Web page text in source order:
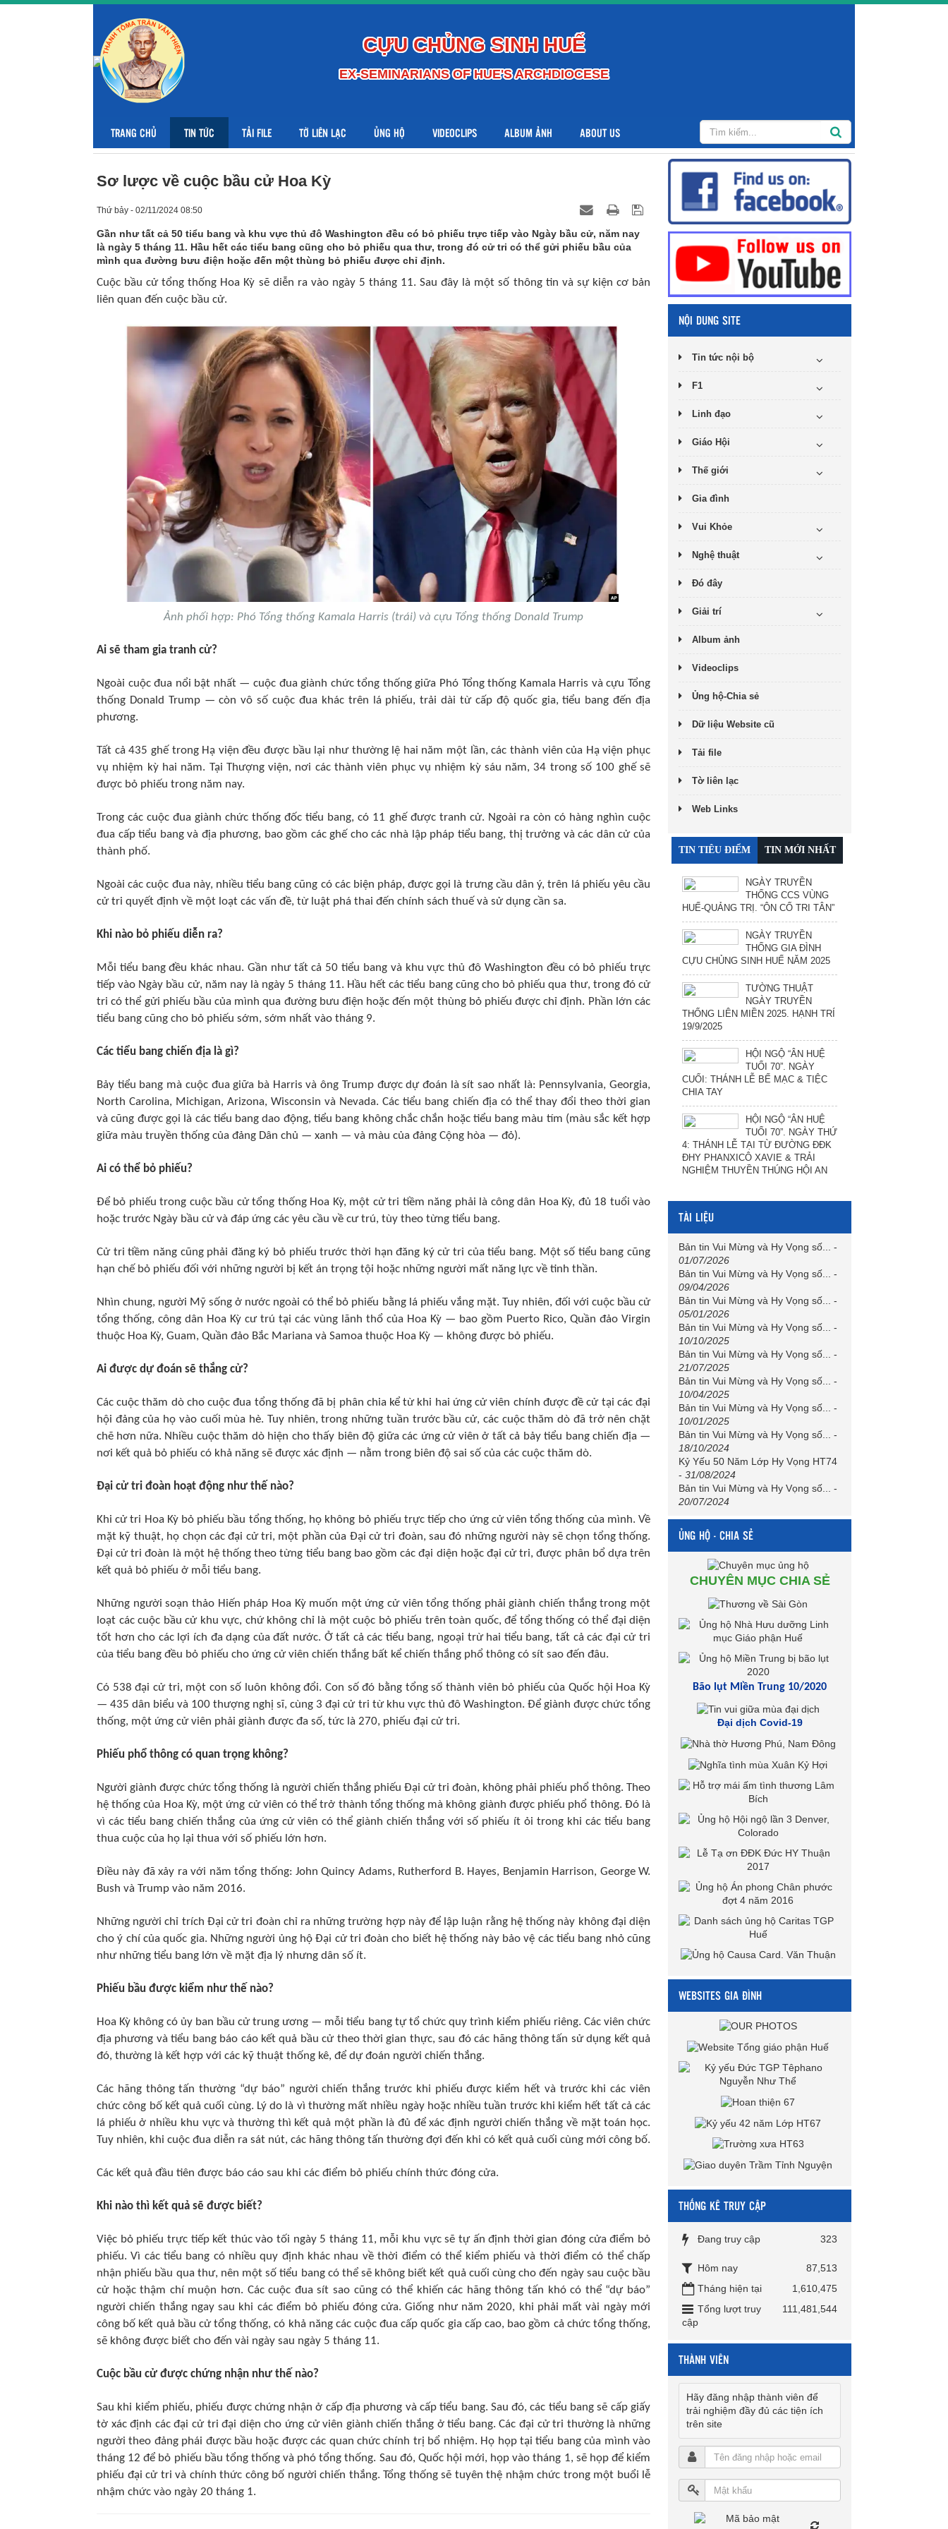
CỰU CHỦNG SINH HUẾ
EX-SEMINARIANS OF HUE'S ARCHDIOCESE
TRANG CHỦ TIN TỨC TẢI FILE TỜ LIÊN LẠC ỦNG HỘ VIDEOCLIPS ALBUM ẢNH ABOUT US
Sơ lược về cuộc bầu cử Hoa Kỳ
Thứ bảy - 02/11/2024 08:50
Gần như tất cả 50 tiểu bang và khu vực thủ đô Washington đều có bỏ phiếu trực tiếp vào Ngày bầu cử, năm nay
là ngày 5 tháng 11. Hầu hết các tiểu bang cũng cho bỏ phiếu qua thư, trong đó cử tri có thể gửi phiếu bầu của
mình qua đường bưu điện hoặc đến một thùng bỏ phiếu được chỉ định.
Cuộc bầu cử tổng thống Hoa Kỳ sẽ diễn ra vào ngày 5 tháng 11. Sau đây là một số thông tin và sự kiện cơ bản
liên quan đến cuộc bầu cử.
Ảnh phối hợp: Phó Tổng thống Kamala Harris (trái) và cựu Tổng thống Donald Trump
Ai sẽ tham gia tranh cử?
Ngoài cuộc đua nổi bật nhất — cuộc đua giành chức tổng thống giữa Phó Tổng thống Kamala Harris và cựu Tổng
thống Donald Trump — còn vô số cuộc đua khác trên lá phiếu, trải dài từ cấp độ quốc gia, tiểu bang đến địa
phương.
Tất cả 435 ghế trong Hạ viện đều được bầu lại như thường lệ hai năm một lần, các thành viên của Hạ viện phục
vụ nhiệm kỳ hai năm. Tại Thượng viện, nơi các thành viên phục vụ nhiệm kỳ sáu năm, 34 trong số 100 ghế sẽ
được bỏ phiếu trong năm nay.
Trong các cuộc đua giành chức thống đốc tiểu bang, có 11 ghế được tranh cử. Ngoài ra còn có hàng nghìn cuộc
đua cấp tiểu bang và địa phương, bao gồm các ghế cho các nhà lập pháp tiểu bang, thị trưởng và các dân cử của
thành phố.
Ngoài các cuộc đua này, nhiều tiểu bang cũng có các biện pháp, được gọi là trưng cầu dân ý, trên lá phiếu yêu cầu
cử tri quyết định về một loạt các vấn đề, từ luật phá thai đến chính sách thuế và sử dụng cần sa.
Khi nào bỏ phiếu diễn ra?
Mỗi tiểu bang đều khác nhau. Gần như tất cả 50 tiểu bang và khu vực thủ đô Washington đều có bỏ phiếu trực
tiếp vào Ngày bầu cử, năm nay là ngày 5 tháng 11. Hầu hết các tiểu bang cũng cho bỏ phiếu qua thư, trong đó cử
tri có thể gửi phiếu bầu của mình qua đường bưu điện hoặc đến một thùng bỏ phiếu được chỉ định. Phần lớn các
tiểu bang cũng cho bỏ phiếu sớm, sớm nhất vào tháng 9.
Các tiểu bang chiến địa là gì?
Bảy tiểu bang mà cuộc đua giữa bà Harris và ông Trump được dự đoán là sít sao nhất là: Pennsylvania, Georgia,
North Carolina, Michigan, Arizona, Wisconsin và Nevada. Các tiểu bang chiến địa có thể thay đổi theo thời gian
và cũng được gọi là các tiểu bang dao động, tiểu bang không chắc chắn hoặc tiểu bang màu tím (màu sắc kết hợp
giữa màu truyền thống của đảng Dân chủ — xanh — và màu của đảng Cộng hòa — đỏ).
Ai có thể bỏ phiếu?
Để bỏ phiếu trong cuộc bầu cử tổng thống Hoa Kỳ, một cử tri tiềm năng phải là công dân Hoa Kỳ, đủ 18 tuổi vào
hoặc trước Ngày bầu cử và đáp ứng các yêu cầu về cư trú, tùy theo từng tiểu bang.
Cử tri tiềm năng cũng phải đăng ký bỏ phiếu trước thời hạn đăng ký cử tri của tiểu bang. Một số tiểu bang cũng
hạn chế bỏ phiếu đối với những người bị kết án trọng tội hoặc những người mất năng lực về tinh thần.
Nhìn chung, người Mỹ sống ở nước ngoài có thể bỏ phiếu bằng lá phiếu vắng mặt. Tuy nhiên, đối với cuộc bầu cử
tổng thống, công dân Hoa Kỳ cư trú tại các vùng lãnh thổ của Hoa Kỳ — bao gồm Puerto Rico, Quần đảo Virgin
thuộc Hoa Kỳ, Guam, Quần đảo Bắc Mariana và Samoa thuộc Hoa Kỳ — không được bỏ phiếu.
Ai được dự đoán sẽ thắng cử?
Các cuộc thăm dò cho cuộc đua tổng thống đã bị phân chia kể từ khi hai ứng cử viên chính được đề cử tại các đại
hội đảng của họ vào cuối mùa hè. Tuy nhiên, trong những tuần trước bầu cử, các cuộc thăm dò đã trở nên chặt
chẽ hơn nữa. Nhiều cuộc thăm dò hiện cho thấy biên độ giữa các ứng cử viên ở tất cả bảy tiểu bang chiến địa —
nơi kết quả bỏ phiếu có khả năng sẽ được xác định — nằm trong biên độ sai số của các cuộc thăm dò.
Đại cử tri đoàn hoạt động như thế nào?
Khi cử tri Hoa Kỳ bỏ phiếu bầu tổng thống, họ không bỏ phiếu trực tiếp cho ứng cử viên tổng thống của mình. Về
mặt kỹ thuật, họ chọn các đại cử tri, một phần của Đại cử tri đoàn, sau đó những người này sẽ chọn tổng thống.
Đại cử tri đoàn là một hệ thống theo từng tiểu bang bao gồm các đại diện hoặc đại cử tri, được phân bổ dựa trên
kết quả bỏ phiếu ở mỗi tiểu bang.
Những người soạn thảo Hiến pháp Hoa Kỳ muốn một ứng cử viên tổng thống phải giành chiến thắng trong một
loạt các cuộc bầu cử khu vực, chứ không chỉ là một cuộc bỏ phiếu trên toàn quốc, để tổng thống có thể đại diện
tốt hơn cho các lợi ích đa dạng của đất nước. Ở tất cả các tiểu bang, ngoại trừ hai tiểu bang, tất cả các đại cử tri
của tiểu bang đều bỏ phiếu cho ứng cử viên chiến thắng bất kể chiến thắng phổ thông có sít sao đến đâu.
Có 538 đại cử tri, một con số luôn không đổi. Con số đó bằng tổng số thành viên bỏ phiếu của Quốc hội Hoa Kỳ
— 435 dân biểu và 100 thượng nghị sĩ, cùng 3 đại cử tri từ khu vực thủ đô Washington. Để giành được chức tổng
thống, một ứng cử viên phải giành được đa số, tức là 270, phiếu đại cử tri.
Phiếu phổ thông có quan trọng không?
Người giành được chức tổng thống là người chiến thắng phiếu Đại cử tri đoàn, không phải phiếu phổ thông. Theo
hệ thống của Hoa Kỳ, một ứng cử viên có thể trở thành tổng thống mà không giành được phiếu phổ thông. Đó là
vì các tiểu bang chiến thắng của ứng cử viên có thể giành chiến thắng với số phiếu ít ỏi trong khi các tiểu bang
thua cuộc của họ lại thua với số phiếu lớn hơn.
Điều này đã xảy ra với năm tổng thống: John Quincy Adams, Rutherford B. Hayes, Benjamin Harrison, George W.
Bush và Trump vào năm 2016.
Những người chỉ trích Đại cử tri đoàn chỉ ra những trường hợp này để lập luận rằng hệ thống này không đại diện
cho ý chí của quốc gia. Những người ủng hộ Đại cử tri đoàn cho biết hệ thống này bảo vệ các tiểu bang nhỏ cũng
như những tiểu bang lớn về mặt địa lý nhưng dân số ít.
Phiếu bầu được kiểm như thế nào?
Hoa Kỳ không có ủy ban bầu cử trung ương — mỗi tiểu bang tự tổ chức quy trình kiểm phiếu riêng. Các viên chức
địa phương và tiểu bang báo cáo kết quả bầu cử theo thời gian thực, sau đó các hãng thông tấn sử dụng kết quả
đó, thường là kết hợp với các kỹ thuật thống kê, để dự đoán người chiến thắng.
Các hãng thông tấn thường “dự báo” người chiến thắng trước khi phiếu được kiểm hết và trước khi các viên
chức công bố kết quả cuối cùng. Lý do là vì thường mất nhiều ngày hoặc nhiều tuần trước khi kiểm hết tất cả các
lá phiếu ở nhiều khu vực và thường thì kết quả một phần là đủ để xác định người chiến thắng về mặt toán học.
Tuy nhiên, khi cuộc đua diễn ra sát nút, các hãng thông tấn thường đợi đến khi có kết quả cuối cùng mới công bố.
Các kết quả đầu tiên được báo cáo sau khi các điểm bỏ phiếu chính thức đóng cửa.
Khi nào thì kết quả sẽ được biết?
Việc bỏ phiếu trực tiếp kết thúc vào tối ngày 5 tháng 11, mỗi khu vực sẽ tự ấn định thời gian đóng cửa điểm bỏ
phiếu. Vì các tiểu bang có nhiều quy định khác nhau về thời điểm có thể kiểm phiếu và thời điểm có thể chấp
nhận phiếu bầu qua thư, nên một số tiểu bang có thể sẽ không biết kết quả cuối cùng cho đến ngày sau cuộc bầu
cử hoặc thậm chí muộn hơn. Các cuộc đua sít sao cũng có thể khiến các hãng thông tấn khó có thể “dự báo”
người chiến thắng ngay sau khi các điểm bỏ phiếu đóng cửa. Giống như năm 2020, khi phải mất vài ngày mới
công bố kết quả bầu cử tổng thống, có khả năng các cuộc đua cấp quốc gia cấp cao, bao gồm cả chức tổng thống,
sẽ không được biết cho đến vài ngày sau ngày 5 tháng 11.
Cuộc bầu cử được chứng nhận như thế nào?
Sau khi kiểm phiếu, phiếu được chứng nhận ở cấp địa phương và cấp tiểu bang. Sau đó, các tiểu bang sẽ cấp giấy
tờ xác định các đại cử tri đại diện cho ứng cử viên giành chiến thắng ở tiểu bang. Các đại cử tri thường là những
người theo đảng phái được bầu hoặc được các quan chức chính trị bổ nhiệm. Họ họp tại tiểu bang của mình vào
tháng 12 để bỏ phiếu bầu tổng thống và phó tổng thống. Sau đó, Quốc hội mới, họp vào tháng 1, sẽ họp để kiểm
phiếu đại cử tri và chính thức công bố người chiến thắng. Tổng thống sẽ tuyên thệ nhậm chức trong một buổi lễ
nhậm chức vào ngày 20 tháng 1.
NỘI DUNG SITE
Tin tức nội bộ
F1
Linh đạo
Giáo Hội
Thế giới
Gia đình
Vui Khỏe
Nghệ thuật
Đó đây
Giải trí
Album ảnh
Videoclips
Ủng hộ-Chia sẻ
Dữ liệu Website cũ
Tải file
Tờ liên lạc
Web Links
TIN TIÊU ĐIỂM TIN MỚI NHẤT
NGÀY TRUYỀN
THỐNG CCS VÙNG
HUẾ-QUẢNG TRỊ. “ÔN CỐ TRI TÂN”
NGÀY TRUYỀN
THỐNG GIA ĐÌNH
CỰU CHỦNG SINH HUẾ NĂM 2025
TƯỜNG THUẬT
NGÀY TRUYỀN
THỐNG LIÊN MIỀN 2025. HẠNH TRÍ
19/9/2025
HỘI NGỘ “ÂN HUỆ
TUỔI 70”. NGÀY
CUỐI: THÁNH LỄ BẾ MẠC & TIỆC
CHIA TAY
HỘI NGỘ “ÂN HUỆ
TUỔI 70”. NGÀY THỨ
4: THÁNH LỄ TẠI TỪ ĐƯỜNG ĐĐK
ĐHY PHANXICÔ XAVIE & TRẢI
NGHIỆM THUYỀN THÚNG HỘI AN
TÀI LIỆU
Bản tin Vui Mừng và Hy Vọng số...
-
01/07/2026
Bản tin Vui Mừng và Hy Vọng số...
-
09/04/2026
Bản tin Vui Mừng và Hy Vọng số...
-
05/01/2026
Bản tin Vui Mừng và Hy Vọng số...
-
10/10/2025
Bản tin Vui Mừng và Hy Vọng số...
-
21/07/2025
Bản tin Vui Mừng và Hy Vọng số...
-
10/04/2025
Bản tin Vui Mừng và Hy Vọng số...
-
10/01/2025
Bản tin Vui Mừng và Hy Vọng số...
-
18/10/2024
Kỷ Yếu 50 Năm Lớp Hy Vọng HT74
- 31/08/2024
Bản tin Vui Mừng và Hy Vọng số...
-
20/07/2024
ỦNG HỘ - CHIA SẺ
CHUYÊN MỤC CHIA SẺ
Bão lụt Miền Trung 10/2020
Đại dịch Covid-19
WEBSITES GIA ĐÌNH
THỐNG KÊ TRUY CẬP
Đang truy cập 323
Hôm nay
87,513
Tháng hiện tại
1,610,475
Tổng lượt truy
cập
111,481,544
THÀNH VIÊN
Hãy đăng nhập thành viên để
trải nghiệm đầy đủ các tiện ích
trên site